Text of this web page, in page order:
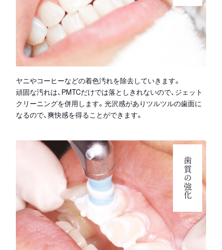
ヤニやコーヒーなどの着色汚れを除去していきます。
頑固な汚れは、PMTCだけでは落としきれないので、ジェット
クリーニングを併用します。光沢感がありツルツルの歯面に
なるので、爽快感を得ることができます。
歯質の強化